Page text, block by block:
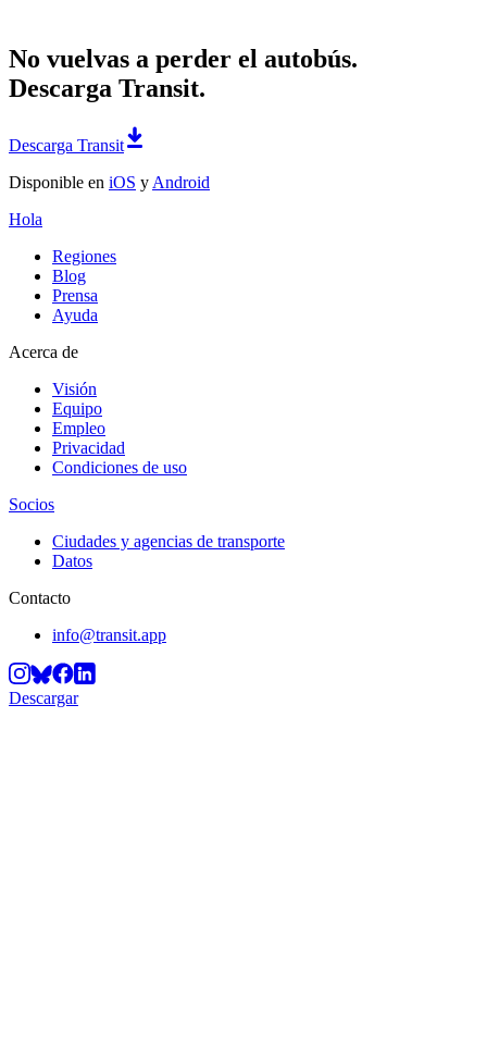
No vuelvas a perder el autobús.
Descarga Transit.
Descarga Transit
Disponible en iOS y Android
Hola
Regiones
Blog
Prensa
Ayuda
Acerca de
Visión
Equipo
Empleo
Privacidad
Condiciones de uso
Socios
Ciudades y agencias de transporte
Datos
Contacto
info@transit.app
Descargar